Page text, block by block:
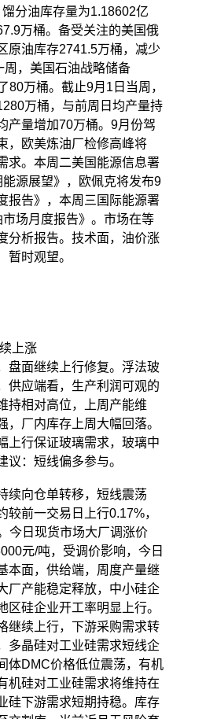
分油库存量为1.18602亿
万桶。备受关注的美国俄
原油库存2741.5万桶，减少
周，美国石油战略储备
80万桶。截止9月1日当周，
万桶，与前周日均产量持
产量增加70万桶。9月份驾
，欧美炼油厂检修高峰将
求。本周二美国能源信息署
源展望》，欧佩克将发布9
报告》，本周三国际能源署
场月度报告》。市场在等
分析报告。技术面，油价涨
暂时观望。
上涨
盘面继续上行修复。浮法玻
供应端看，生产利润可观的
持相对高位，上周产能维
，厂内库存上周大幅回落。
上行保证玻璃需求，玻璃中
议：短线偏多参与。
续向仓单转移，短线震荡
较前一交易日上行0.17%，
今日现货市场大厂调涨价
元/吨，受调价影响，今日
本面，供给端，周度产量继
厂产能稳定释放，中小硅企
区硅企业开工率明显上行。
继续上行，下游采购需求转
多晶硅对工业硅需求短线企
体DMC价格低位震荡，有机
机硅对工业硅需求将维持在
硅下游需求短期持稳。库存